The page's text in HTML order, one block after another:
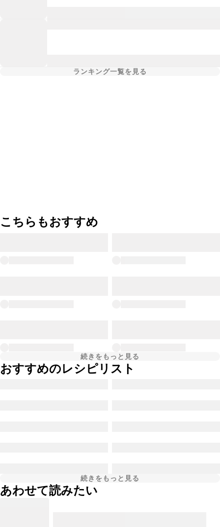
ランキング一覧を見る
こちらもおすすめ
続きをもっと見る
おすすめのレシピリスト
続きをもっと見る
あわせて読みたい